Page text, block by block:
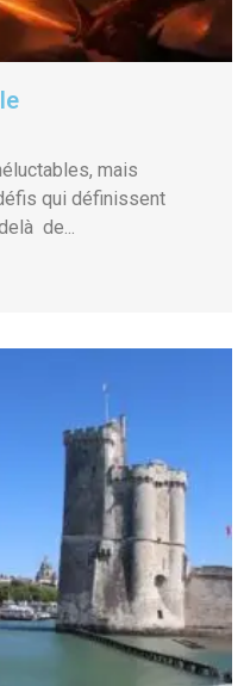
mais
qui définissent
de...